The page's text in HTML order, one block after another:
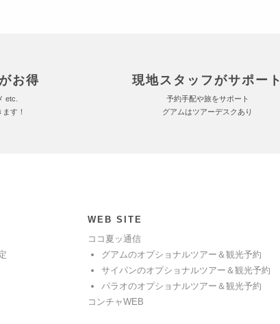
お得
etc.
す！
現地スタッフがサポート
予約手配や旅をサポート
グアムはツアーデスクあり
WEB SITE
ココ夏ッ通信
グアムのオプショナルツアー＆観光予約
サイパンのオプショナルツアー＆観光予約
パラオのオプショナルツアー＆観光予約
コンチャWEB